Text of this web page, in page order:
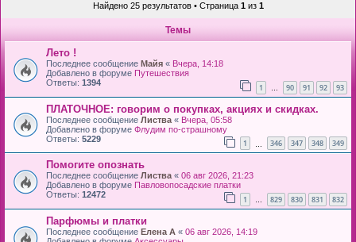
Найдено 25 результатов • Страница 1из 1
Темы
Лето !
Последнее сообщение Майя « Вчера, 14:18
Добавлено в форуме Путешествия
Ответы: 1394 1 … 90 91 92 93
ПЛАТОЧНОЕ: говорим о покупках, акциях и скидках.
Последнее сообщение Листва « Вчера, 05:58
Добавлено в форуме Флудим по-страшному
Ответы: 5229 1 346 347 348 349
Помогите опознать
Последнее сообщение Листва « 06 авг 2026, 21:23
Добавлено в форуме Павловопосадские платки
Ответы: 12472 1 … 829 830 831 832
Парфюмы и платки
Последнее сообщение Елена А « 06 авг 2026, 14:19